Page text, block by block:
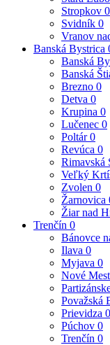
Stropkov 0
Svidník 0
Vranov
Banská Bystrica
Banská
Banská
Brezno 0
Detva 0
Krupina 0
Lučenec 0
Poltár0
Revúca 0
Rimavská
Veľký
Zvolen 0
Žarnovica
Žiar nad
Trenčín 0
Bánovce
Ilava 0
Myjava 0
Nové
Považská
Prievidza 0
Púchov 0
Trenčín 0